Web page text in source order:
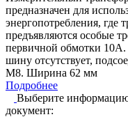
предназначен для
энергопотребления, где
предъявляются особые
первичной обмотки
шину отсутствует,
М8. Ширина 62 мм
Подробнее
Выберите
документ: